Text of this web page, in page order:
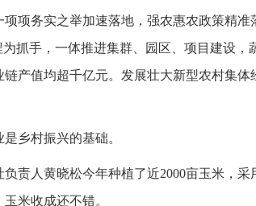
项务实之举加速落地，强农惠农政策精准
抓手，一体推进集群、园区、项目建设，
产值均超千亿元。发展壮大新型农村集体
乡村振兴的基础。
责人黄晓松今年种植了近2000亩玉米，采
米收成还不错。